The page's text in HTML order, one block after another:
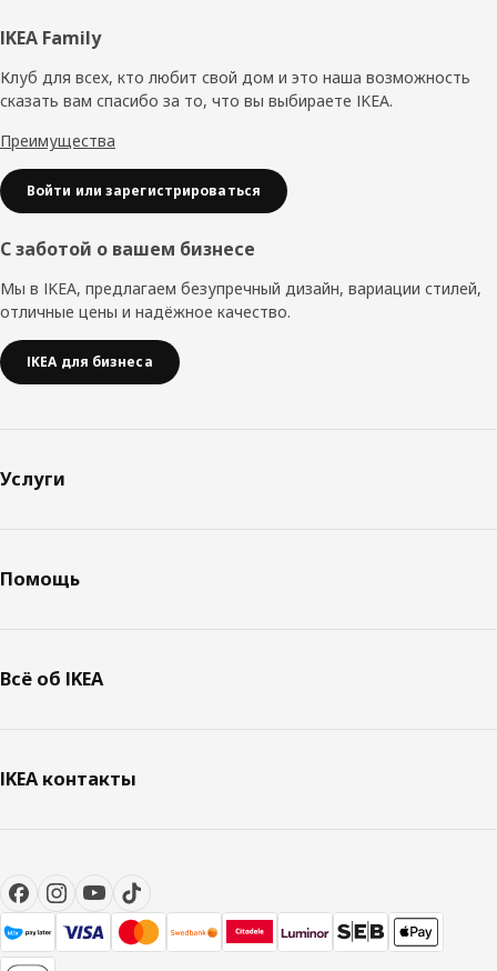
Нижний
колонтитул
IKEA Family
Клуб для всех, кто любит свой дом и это наша возможность
сказать вам спасибо за то, что вы выбираете IKEA.
Преимущества
Войти или зарегистрироваться
С заботой о вашем бизнесе
Мы в IKEA, предлагаем безупречный дизайн, вариации стилей,
отличные цены и надёжное качество.
IKEA для бизнеса
Услуги
Помощь
Всё об IKEA
IKEA контакты